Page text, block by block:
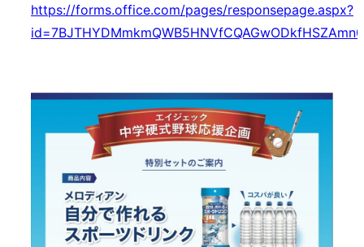
https://forms.office.com/pages/responsepage.aspx?